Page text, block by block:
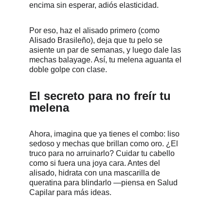
encima sin esperar, adiós elasticidad.
Por eso, haz el alisado primero (como
Alisado Brasileño), deja que tu pelo se
asiente un par de semanas, y luego dale las
mechas balayage. Así, tu melena aguanta el
doble golpe con clase.
El secreto para no freír tu
melena
Ahora, imagina que ya tienes el combo: liso
sedoso y mechas que brillan como oro. ¿El
truco para no arruinarlo? Cuidar tu cabello
como si fuera una joya cara. Antes del
alisado, hidrata con una mascarilla de
queratina para blindarlo —piensa en Salud
Capilar para más ideas.